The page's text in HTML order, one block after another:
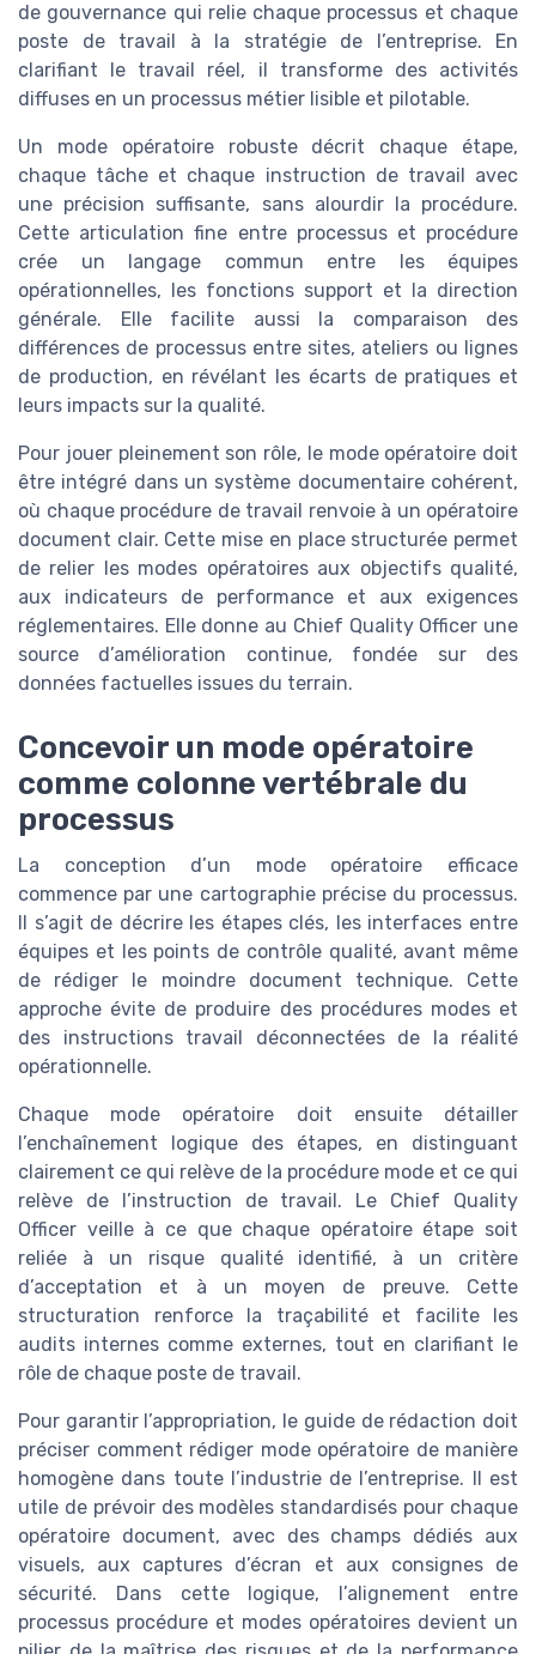
de gouvernance qui relie chaque processus et chaque
poste de travail à la stratégie de l’entreprise. En
clarifiant le travail réel, il transforme des activités
diffuses en un processus métier lisible et pilotable.
Un mode opératoire robuste décrit chaque étape,
chaque tâche et chaque instruction de travail avec
une précision suffisante, sans alourdir la procédure.
Cette articulation fine entre processus et procédure
crée un langage commun entre les équipes
opérationnelles, les fonctions support et la direction
générale. Elle facilite aussi la comparaison des
différences de processus entre sites, ateliers ou lignes
de production, en révélant les écarts de pratiques et
leurs impacts sur la qualité.
Pour jouer pleinement son rôle, le mode opératoire doit
être intégré dans un système documentaire cohérent,
où chaque procédure de travail renvoie à un opératoire
document clair. Cette mise en place structurée permet
de relier les modes opératoires aux objectifs qualité,
aux indicateurs de performance et aux exigences
réglementaires. Elle donne au Chief Quality Officer une
source d’amélioration continue, fondée sur des
données factuelles issues du terrain.
Concevoir un mode opératoire
comme colonne vertébrale du
processus
La conception d’un mode opératoire efficace
commence par une cartographie précise du processus.
Il s’agit de décrire les étapes clés, les interfaces entre
équipes et les points de contrôle qualité, avant même
de rédiger le moindre document technique. Cette
approche évite de produire des procédures modes et
des instructions travail déconnectées de la réalité
opérationnelle.
Chaque mode opératoire doit ensuite détailler
l’enchaînement logique des étapes, en distinguant
clairement ce qui relève de la procédure mode et ce qui
relève de l’instruction de travail. Le Chief Quality
Officer veille à ce que chaque opératoire étape soit
reliée à un risque qualité identifié, à un critère
d’acceptation et à un moyen de preuve. Cette
structuration renforce la traçabilité et facilite les
audits internes comme externes, tout en clarifiant le
rôle de chaque poste de travail.
Pour garantir l’appropriation, le guide de rédaction doit
préciser comment rédiger mode opératoire de manière
homogène dans toute l’industrie de l’entreprise. Il est
utile de prévoir des modèles standardisés pour chaque
opératoire document, avec des champs dédiés aux
visuels, aux captures d’écran et aux consignes de
sécurité. Dans cette logique, l’alignement entre
processus procédure et modes opératoires devient un